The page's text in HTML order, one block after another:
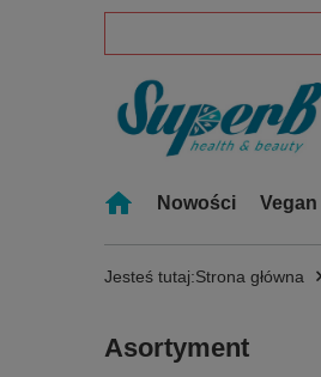
Nowości Vegan
Jesteś tutaj:Strona główna
Asortyment